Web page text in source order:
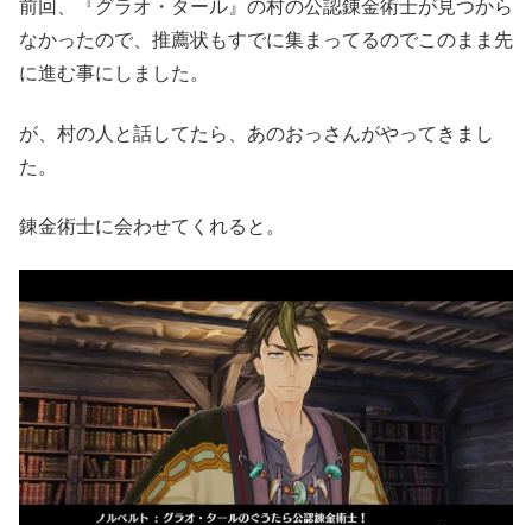
前回、『グラオ・タール』の村の公認錬金術士が見つから
なかったので、推薦状もすでに集まってるのでこのまま先
に進む事にしました。
が、村の人と話してたら、あのおっさんがやってきまし
た。
錬金術士に会わせてくれると。